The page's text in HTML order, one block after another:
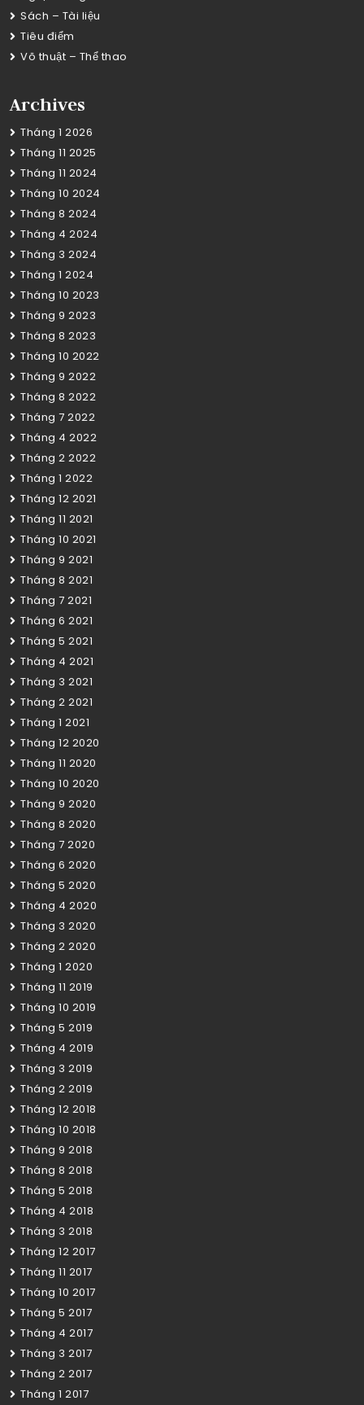
Sách – Tài liệu
Tiêu điểm
Võ thuật – Thể thao
Archives
Tháng 1 2026
Tháng 11 2025
Tháng 11 2024
Tháng 10 2024
Tháng 8 2024
Tháng 4 2024
Tháng 3 2024
Tháng 1 2024
Tháng 10 2023
Tháng 9 2023
Tháng 8 2023
Tháng 10 2022
Tháng 9 2022
Tháng 8 2022
Tháng 7 2022
Tháng 4 2022
Tháng 2 2022
Tháng 1 2022
Tháng 12 2021
Tháng 11 2021
Tháng 10 2021
Tháng 9 2021
Tháng 8 2021
Tháng 7 2021
Tháng 6 2021
Tháng 5 2021
Tháng 4 2021
Tháng 3 2021
Tháng 2 2021
Tháng 1 2021
Tháng 12 2020
Tháng 11 2020
Tháng 10 2020
Tháng 9 2020
Tháng 8 2020
Tháng 7 2020
Tháng 6 2020
Tháng 5 2020
Tháng 4 2020
Tháng 3 2020
Tháng 2 2020
Tháng 1 2020
Tháng 11 2019
Tháng 10 2019
Tháng 5 2019
Tháng 4 2019
Tháng 3 2019
Tháng 2 2019
Tháng 12 2018
Tháng 10 2018
Tháng 9 2018
Tháng 8 2018
Tháng 5 2018
Tháng 4 2018
Tháng 3 2018
Tháng 12 2017
Tháng 11 2017
Tháng 10 2017
Tháng 5 2017
Tháng 4 2017
Tháng 3 2017
Tháng 2 2017
Tháng 1 2017